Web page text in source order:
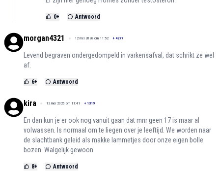
0+ Antwoord
morgan4321 12 mei 2026 om 11:52 + 4277
Levend begraven ondergedompeld in varkensafval, dat schrikt ze wel
af.
6+ Antwoord
kira 12 mei 2026 om 11:41 + 1319
En dan kun je er ook nog vanuit gaan dat mnr geen 17 is maar al
volwassen. Is normaal om te liegen over je leeftijd. We worden naar
de slachtbank geleid als makke lammetjes door onze eigen bolle
bozen. Walgelijk gewoon.
8+ Antwoord